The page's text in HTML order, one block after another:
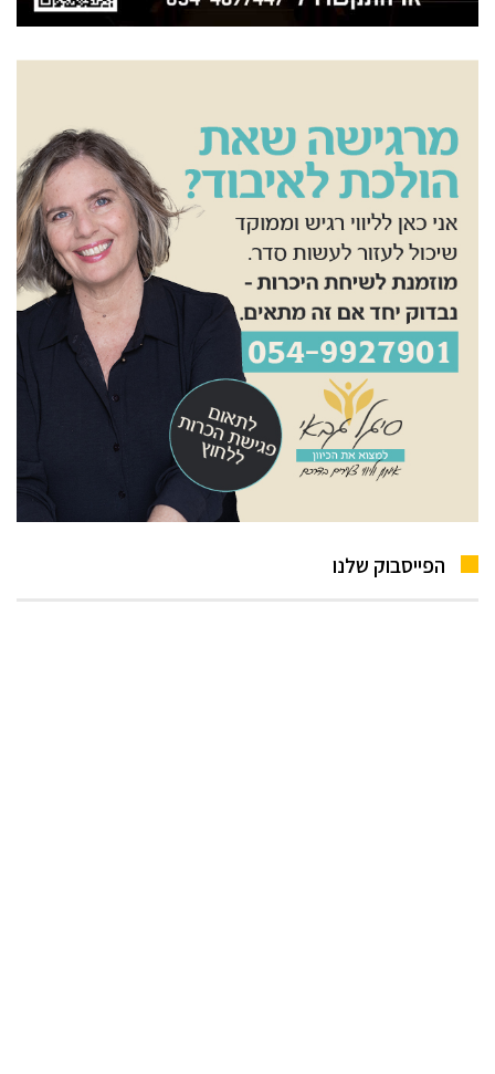
הפייסבוק שלנו